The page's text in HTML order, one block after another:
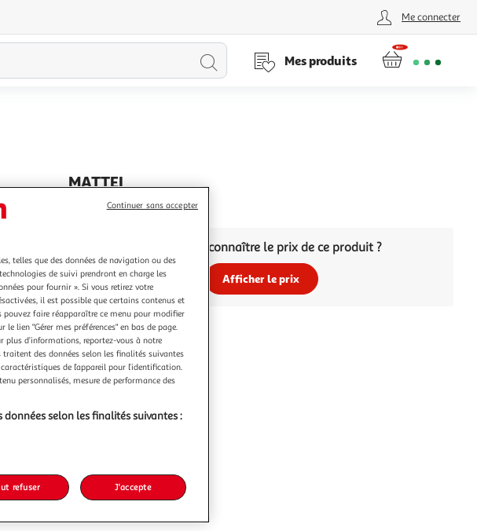
Me connecter
Lancer
Mes produits
Agrandir
l'illustration
200%
l'illustration
à
100
%
Partager
le
produit
MATTEI
Sirop de citron
Vous voulez connaître le prix de ce produit ?
Afficher le prix
telles que des données de navigation ou des
de suivi prendront en charge les
pour fournir ». Si vous retirez votre
il est possible que certains contenus et
pouvez faire réapparaître ce menu pour modifier
lien "Gérer mes préférences" en bas de page.
plus d’informations, reportez-vous à notre
des données selon les finalités suivantes
de l’appareil pour l’identification.
personnalisés, mesure de performance des
selon les finalités suivantes :
refuser J'accepte
Continuer sans accepter